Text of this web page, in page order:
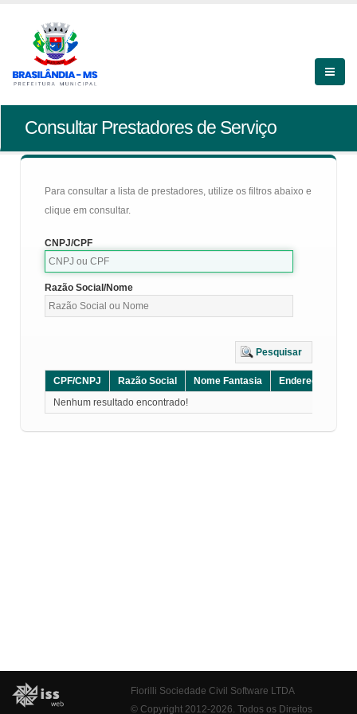
Consultar Prestadores de Serviço
Para consultar a lista de prestadores, utilize os filtros abaixo e
clique em consultar.
CNPJ/CPF
Razão Social/Nome
Pesquisar
CPF/CNPJ Razão Social Nome Fantasia Endereço
Nenhum resultado encontrado!
Fiorilli Sociedade Civil Software LTDA
© Copyright 2012-2026. Todos os Direitos